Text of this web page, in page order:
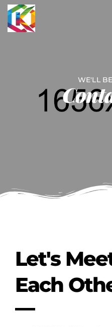
WE'LL
Let's
Each